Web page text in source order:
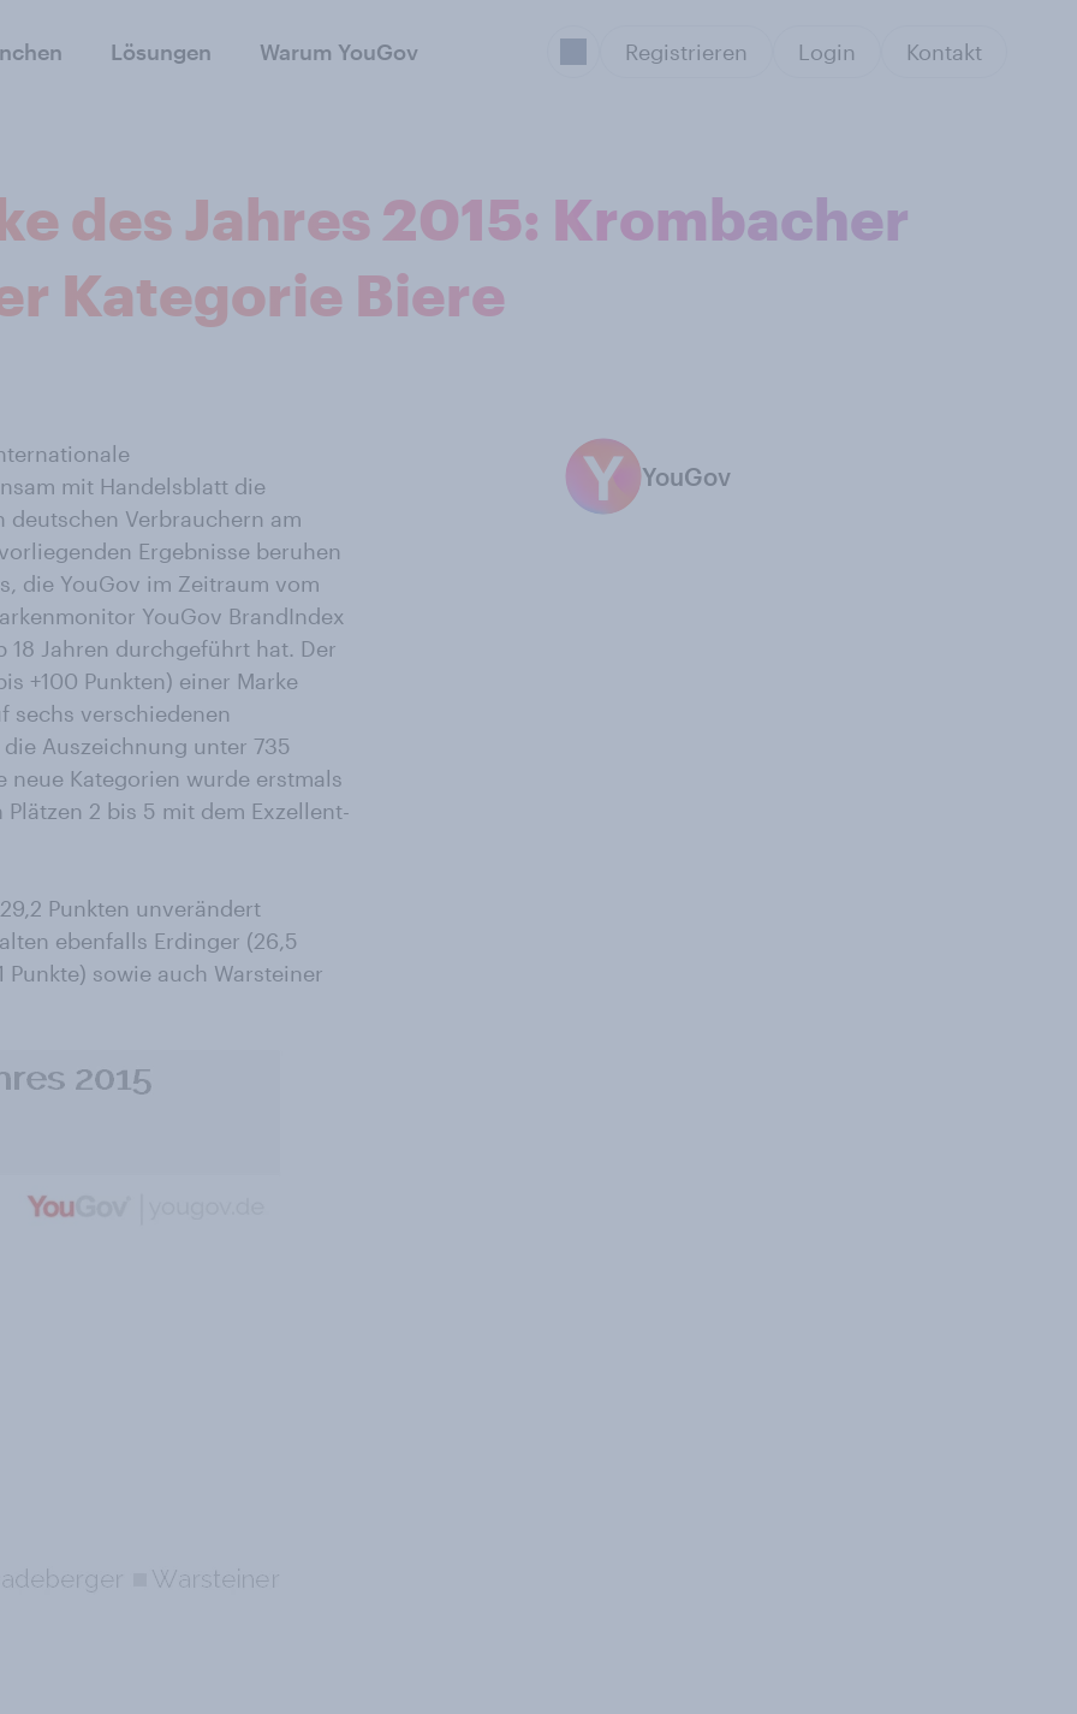
Lösungen Warum YouGov Registrieren Login Kontakt
des Jahres 2015: Krombacher
Kategorie Biere
mit Handelsblatt die
deutschen Verbrauchern am
Ergebnisse beruhen
die YouGov im Zeitraum vom
YouGov BrandIndex
Jahren durchgeführt hat. Der
+100 Punkten) einer Marke
sechs verschiedenen
Auszeichnung unter 735
neue Kategorien wurde erstmals
2 bis 5 mit dem Exzellent-
Punkten unverändert
ebenfalls Erdinger (26,5
Punkte) sowie auch Warsteiner
YouGov